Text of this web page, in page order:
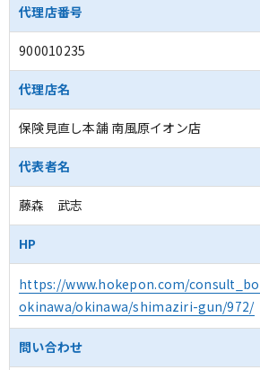
代理店番号
900010235
代理店名
保険見直し本舗 南風原イオン店
代表者名
藤森 武志
HP
https://www.hokepon.com/
okinawa/okinawa/shimaziri-gun/972/
問い合わせ